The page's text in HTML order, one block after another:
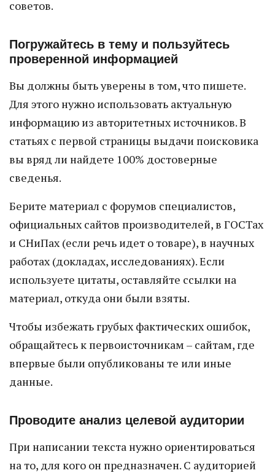
советов.
Погружайтесь в тему и пользуйтесь
проверенной информацией
Вы должны быть уверены в том, что пишете.
Для этого нужно использовать актуальную
информацию из авторитетных источников. В
статьях с первой страницы выдачи поисковика
вы вряд ли найдете 100% достоверные
сведенья.
Берите материал с форумов специалистов,
официальных сайтов производителей, в ГОСТах
и СНиПах (если речь идет о товаре), в научных
работах (докладах, исследованиях). Если
используете цитаты, оставляйте ссылки на
материал, откуда они были взяты.
Чтобы избежать грубых фактических ошибок,
обращайтесь к первоисточникам – сайтам, где
впервые были опубликованы те или иные
данные.
Проводите анализ целевой аудитории
При написании текста нужно ориентироваться
на то, для кого он предназначен. С аудиторией